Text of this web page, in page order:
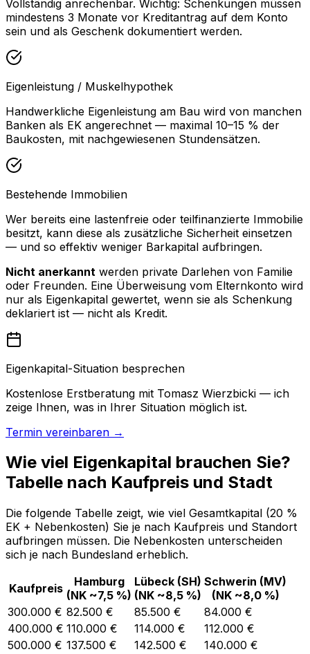
Vollständig anrechenbar. Wichtig: Schenkungen müssen
mindestens 3 Monate vor Kreditantrag auf dem Konto
sein und als Geschenk dokumentiert werden.
Eigenleistung / Muskelhypothek
Handwerkliche Eigenleistung am Bau wird von manchen
Banken als EK angerechnet — maximal 10–15 % der
Baukosten, mit nachgewiesenen Stundensätzen.
Bestehende Immobilien
Wer bereits eine lastenfreie oder teilfinanzierte Immobilie
besitzt, kann diese als zusätzliche Sicherheit einsetzen
— und so effektiv weniger Barkapital aufbringen.
Nicht anerkannt werden private Darlehen von Familie
oder Freunden. Eine Überweisung vom Elternkonto wird
nur als Eigenkapital gewertet, wenn sie als Schenkung
deklariert ist — nicht als Kredit.
Eigenkapital-Situation besprechen
Kostenlose Erstberatung mit Tomasz Wierzbicki — ich
zeige Ihnen, was in Ihrer Situation möglich ist.
Termin vereinbaren →
Wie viel Eigenkapital brauchen Sie?
Tabelle nach Kaufpreis und Stadt
Die folgende Tabelle zeigt, wie viel Gesamtkapital (20 %
EK + Nebenkosten) Sie je nach Kaufpreis und Standort
aufbringen müssen. Die Nebenkosten unterscheiden
sich je nach Bundesland erheblich.
Kaufpreis
Hamburg
(NK ~7,5 %)
Lübeck (SH)
(NK ~8,5 %)
Schwerin (MV)
(NK ~8,0 %)
300.000 € 82.500 € 85.500 €
84.000 €
400.000 € 110.000 € 114.000 €
112.000 €
500.000 € 137.500 € 142.500 €
140.000 €